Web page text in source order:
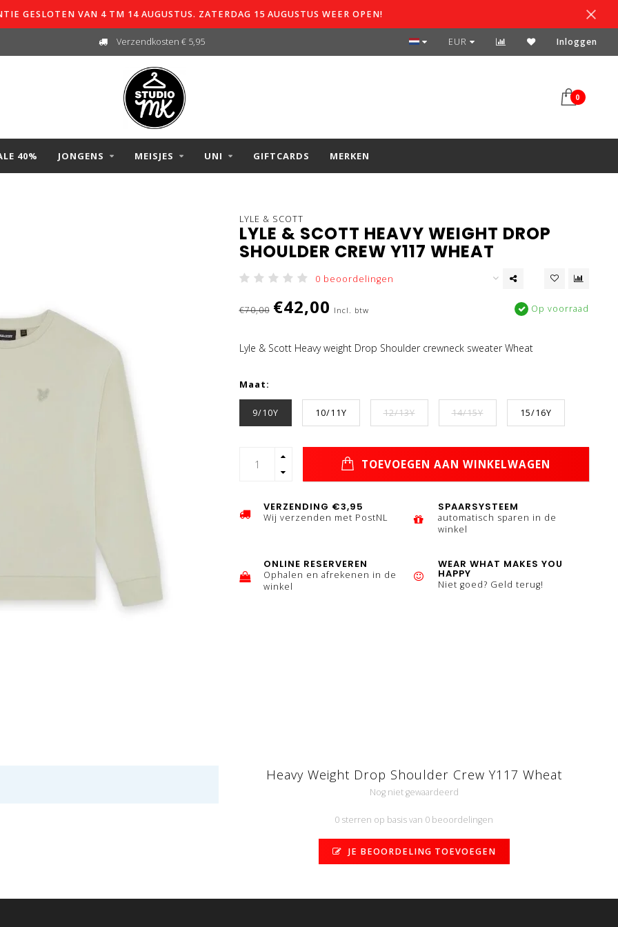
GESLOTEN VAN 4 TM 14 AUGUSTUS. ZATERDAG 15 AUGUSTUS WEER OPEN!
Verzendkosten € 5,95 SPAARSYSTEEM
EUR Inloggen
0
40% JONGENS MEISJES UNI GIFTCARDS MERKEN
LYLE & SCOTT
LYLE & SCOTT HEAVY WEIGHT DROP
SHOULDER CREW Y117 WHEAT
0 beoordelingen
€70,00 €42,00 Incl. btw Op voorraad
Lyle & Scott Heavy weight Drop Shoulder crewneck sweater Wheat
Maat:
9/10Y 10/11Y 12/13Y 14/15Y 15/16Y
TOEVOEGEN AAN WINKELWAGEN
VERZENDING €3,95
Wij verzenden met PostNL
SPAARSYSTEEM
automatisch sparen in de
winkel
ONLINE RESERVEREN
Ophalen en afrekenen in de
winkel
WEAR WHAT MAKES YOU
HAPPY
Niet goed? Geld terug!
Heavy Weight Drop Shoulder Crew Y117 Wheat
Nog niet gewaardeerd
0 sterren op basis van 0 beoordelingen
JE BEOORDELING TOEVOEGEN